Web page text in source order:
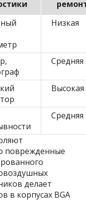
Низкая
Средняя
Высокая
Средняя
поврежденные
делает
в корпусах BGA